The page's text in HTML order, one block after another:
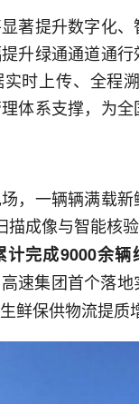
著提升数字化
升绿通通道通
时上传、全程
体系支撑，为
，一辆辆满载
描成像与智能核
计完成9000余
速集团首个落
鲜保供物流提质